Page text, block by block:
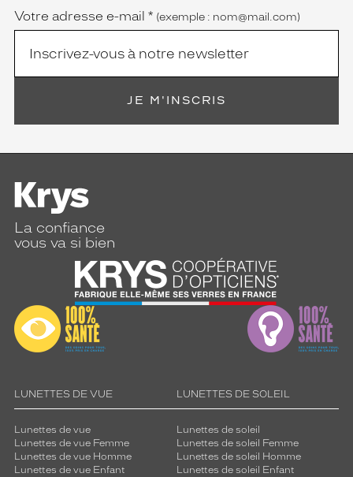
Votre adresse e-mail * (exemple : nom@mail.com)
JE M'INSCRIS
La confiance
vous va si bien
LUNETTES DE VUE
Lunettes de vue
Lunettes de vue Femme
Lunettes de vue Homme
Lunettes de vue Enfant
LUNETTES DE SOLEIL
Lunettes de soleil
Lunettes de soleil Femme
Lunettes de soleil Homme
Lunettes de soleil Enfant